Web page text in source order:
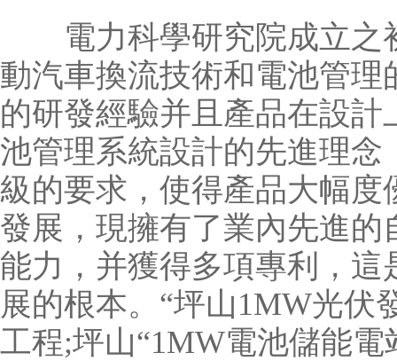
電力科學研究院成立之
動汽車換流技術和電池管理
的研發經驗并且產品在設
池管理系統設計的先進理
級的要求，使得產品大幅
發展，現擁有了業內先進
能力，并獲得多項專利，
展的根本。“坪山1MW光伏
工程;坪山“1MW電池儲能